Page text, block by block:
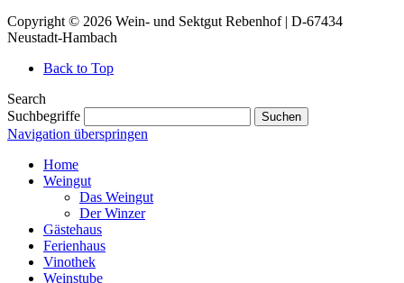
Copyright © 2026 Wein- und Sektgut Rebenhof | D-67434
Neustadt-Hambach
Back to Top
Search
Suchbegriffe
Suchen
Navigation überspringen
Home
Weingut
Das Weingut
Der Winzer
Gästehaus
Ferienhaus
Vinothek
Weinstube